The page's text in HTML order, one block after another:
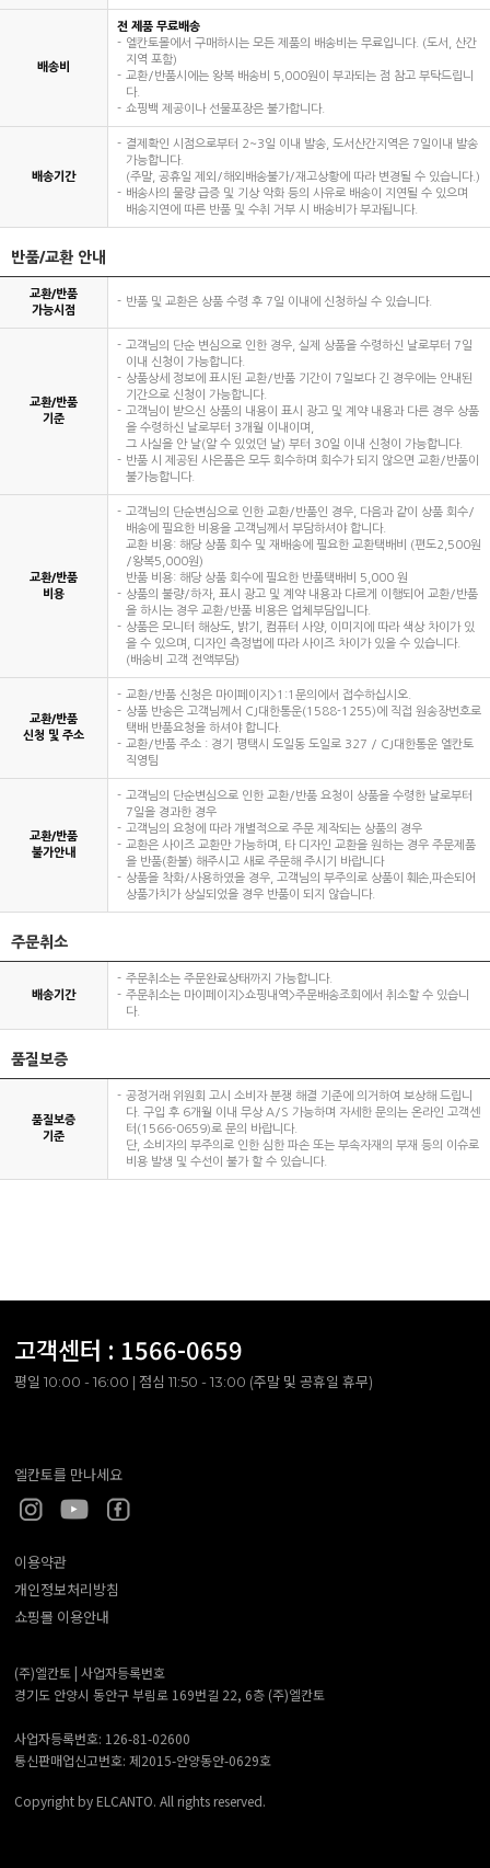
배송비
전 제품 무료배송
엘칸토몰에서 구매하시는 모든 제품의 배송비는 무료입니다. (도서, 산간
지역 포함)
교환/반품시에는 왕복 배송비 5,000원이 부과되는 점 참고 부탁드립니
다.
쇼핑백 제공이나 선물포장은 불가합니다.
배송기간
결제확인 시점으로부터 2~3일 이내 발송, 도서산간지역은 7일이내 발송
가능합니다.
(주말, 공휴일 제외/해외배송불가/재고상황에 따라 변경될 수 있습니다.)
배송사의 물량 급증 및 기상 악화 등의 사유로 배송이 지연될 수 있으며
배송지연에 따른 반품 및 수취 거부 시 배송비가 부과됩니다.
반품/교환 안내
교환/반품
가능시점
반품 및 교환은 상품 수령 후 7일 이내에 신청하실 수 있습니다.
교환/반품
기준
고객님의 단순 변심으로 인한 경우, 실제 상품을 수령하신 날로부터 7일
이내 신청이 가능합니다.
상품상세 정보에 표시된 교환/반품 기간이 7일보다 긴 경우에는 안내된
기간으로 신청이 가능합니다.
고객님이 받으신 상품의 내용이 표시 광고 및 계약 내용과 다른 경우 상품
을 수령하신 날로부터 3개월 이내이며,
그 사실을 안 날(알 수 있었던 날) 부터 30일 이내 신청이 가능합니다.
반품 시 제공된 사은품은 모두 회수하며 회수가 되지 않으면 교환/반품이
불가능합니다.
교환/반품
비용
고객님의 단순변심으로 인한 교환/반품인 경우, 다음과 같이 상품 회수/
배송에 필요한 비용을 고객님께서 부담하셔야 합니다.
교환 비용: 해당 상품 회수 및 재배송에 필요한 교환택배비 (편도2,500원
/왕복5,000원)
반품 비용: 해당 상품 회수에 필요한 반품택배비 5,000 원
상품의 불량/하자, 표시 광고 및 계약 내용과 다르게 이행되어 교환/반품
을 하시는 경우 교환/반품 비용은 업체부담입니다.
상품은 모니터 해상도, 밝기, 컴퓨터 사양, 이미지에 따라 색상 차이가 있
을 수 있으며, 디자인 측정법에 따라 사이즈 차이가 있을 수 있습니다.
(배송비 고객 전액부담)
교환/반품
신청 및 주소
교환/반품 신청은 마이페이지>1:1문의에서 접수하십시오.
상품 반송은 고객님께서 CJ대한통운(1588-1255)에 직접 원송장번호로
택배 반품요청을 하셔야 합니다.
교환/반품 주소 : 경기 평택시 도일동 도일로 327 / CJ대한통운 엘칸토
직영팀
교환/반품
불가안내
고객님의 단순변심으로 인한 교환/반품 요청이 상품을 수령한 날로부터
7일을 경과한 경우
고객님의 요청에 따라 개별적으로 주문 제작되는 상품의 경우
교환은 사이즈 교환만 가능하며, 타 디자인 교환을 원하는 경우 주문제품
을 반품(환불) 해주시고 새로 주문해 주시기 바랍니다
상품을 착화/사용하였을 경우, 고객님의 부주의로 상품이 훼손,파손되어
상품가치가 상실되었을 경우 반품이 되지 않습니다.
주문취소
배송기간
주문취소는 주문완료상태까지 가능합니다.
주문취소는 마이페이지>쇼핑내역>주문배송조회에서 취소할 수 있습니
다.
품질보증
품질보증
기준
공정거래 위원회 고시 소비자 분쟁 해결 기준에 의거하여 보상해 드립니
다. 구입 후 6개월 이내 무상 A/S 가능하며 자세한 문의는 온라인 고객센
터(1566-0659)로 문의 바랍니다.
단, 소비자의 부주의로 인한 심한 파손 또는 부속자재의 부재 등의 이슈로
비용 발생 및 수선이 불가 할 수 있습니다.
고객센터 : 1566-0659
평일 10:00 - 16:00 | 점심 11:50 - 13:00 (주말 및 공휴일 휴무)
엘칸토를 만나세요
이용약관
개인정보처리방침
쇼핑몰 이용안내
(주)엘칸토 | 사업자등록번호
경기도 안양시 동안구 부림로 169번길 22, 6층 (주)엘칸토
사업자등록번호: 126-81-02600
통신판매업신고번호: 제2015-안양동안-0629호
Copyright by ELCANTO. All rights reserved.